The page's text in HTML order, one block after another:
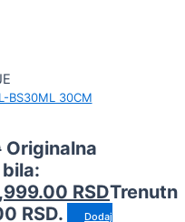
BS30ML 30CM
Originalna
RSD
RSD.
Dodaj